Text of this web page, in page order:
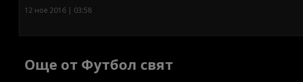
12 ное 2016 | 03:58
Още от Футбол свят